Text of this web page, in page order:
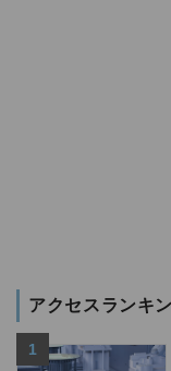
アクセスランキ